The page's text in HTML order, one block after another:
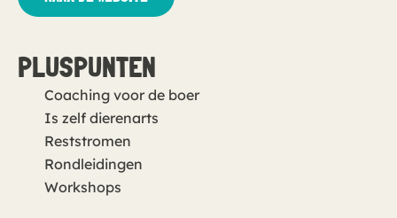
PLUSPUNTEN
Coaching voor de boer
Is zelf dierenarts
Reststromen
Rondleidingen
Workshops